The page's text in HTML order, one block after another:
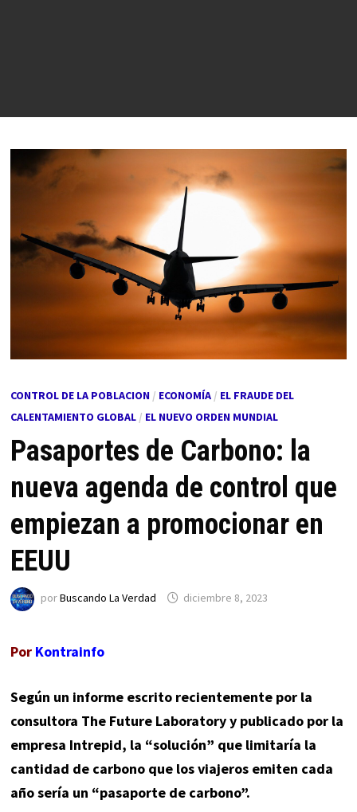
CONTROL DE LA POBLACION/ ECONOMÍA/ EL FRAUDE DEL
CALENTAMIENTO GLOBAL/ EL NUEVO ORDEN MUNDIAL
Pasaportes de Carbono: la
nueva agenda de control que
empiezan a promocionar en
EEUU
porBuscando La Verdad diciembre 8, 2023
Por Kontrainfo
Según un informe escrito recientemente por la
consultora The Future Laboratory y publicado por la
empresa Intrepid, la “solución” que limitaría la
cantidad de carbono que los viajeros emiten cada
año sería un “pasaporte de carbono”.